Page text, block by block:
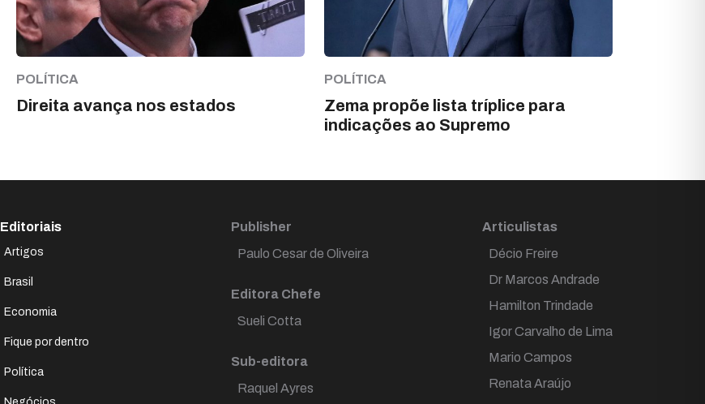
POLÍTICA
Direita avança nos estados
POLÍTICA
Zema propõe lista tríplice para
indicações ao Supremo
Editoriais
Artigos
Brasil
Economia
Fique por dentro
Política
Publisher
Paulo Cesar de Oliveira
Editora Chefe
Sueli Cotta
Sub-editora
Raquel Ayres
Articulistas
Décio Freire
Dr Marcos Andrade
Hamilton Trindade
Igor Carvalho de Lima
Mario Campos
Renata Araújo